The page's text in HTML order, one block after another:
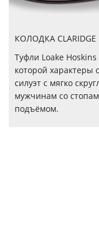
КОЛОДКА CLARIDGE
Туфли Loake
которой характеры
силуэт с мягко
мужчинам со
подъёмом.